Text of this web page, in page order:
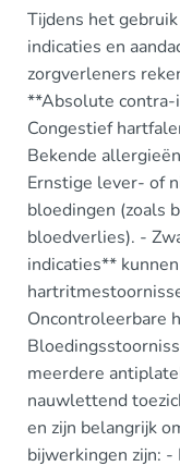
Tijdens het
indicaties en
zorgverleners
**Absolute contra-
Congestief
Bekende
Ernstige lever- of
bloedingen (zoals
bloedverlies). -
indicaties**
Oncontroleerbare
meerdere
nauwlettend
en zijn belangrijk
bijwerkingen zijn: